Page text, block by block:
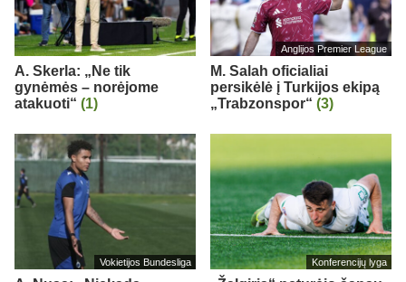
A. Skerla: „Ne tik
gynėmės – norėjome
atakuoti“ (1)
Anglijos Premier League
M. Salah oficialiai
persikėlė į Turkijos ekipą
„Trabzonspor“ (3)
Vokietijos Bundesliga Konferencijų lyga